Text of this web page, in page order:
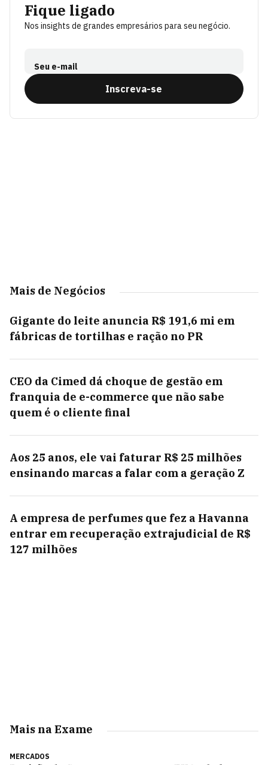
Fique ligado
Nos insights de grandes empresários para seu negócio.
Seu e-mail
Inscreva-se
Mais de Negócios
Gigante do leite anuncia R$ 191,6 mi em
fábricas de tortilhas e ração no PR
CEO da Cimed dá choque de gestão em
franquia de e-commerce que não sabe
quem é o cliente final
Aos 25 anos, ele vai faturar R$ 25 milhões
ensinando marcas a falar com a geração Z
A empresa de perfumes que fez a Havanna
entrar em recuperação extrajudicial de R$
127 milhões
Mais na Exame
MERCADOS